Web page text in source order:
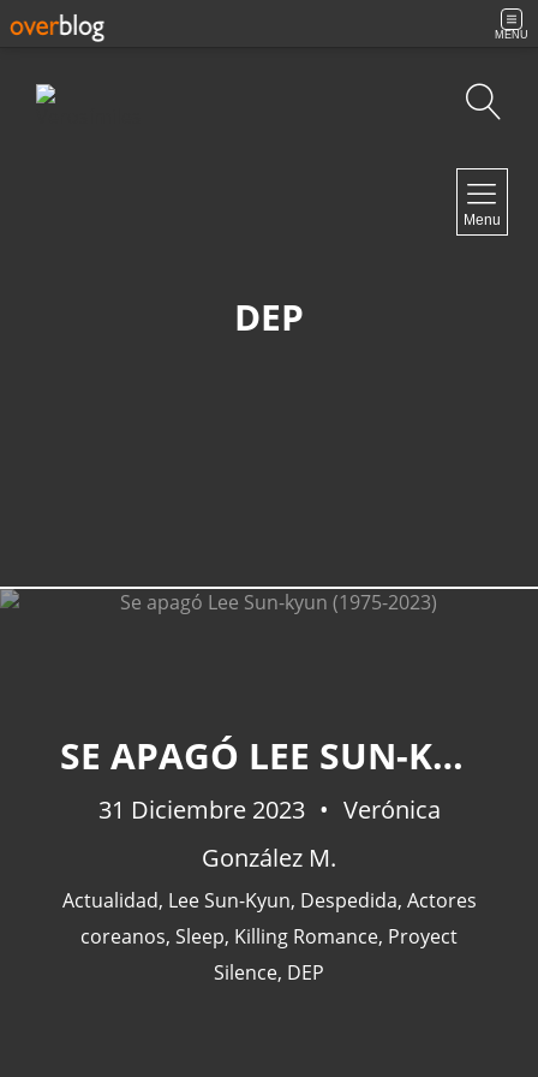
MENU
Menu
DEP
SE APAGÓ LEE SUN-KYUN (1975-2023)
31 Diciembre 2023
Verónica
González M.
Actualidad, Lee Sun-Kyun, Despedida, Actores
coreanos, Sleep, Killing Romance, Proyect
Silence, DEP
España(77)
Barcelona(47)
Europa(47)
Venezuela(43)